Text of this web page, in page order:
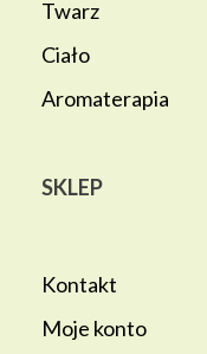
Twarz
Ciało
Aromaterapia
SKLEP
Kontakt
Moje konto